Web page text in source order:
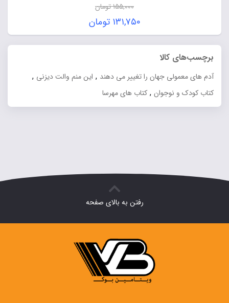
۱۵۵,۰۰۰تومان
قیمت
اصلی:
۱۵۵,۰۰۰ تومان
۱۳۱,۷۵۰ تومان
قیمت
فعلی:
برچسب‌های کالا
آدم های معمولی جهان را تغییر می دهند , این منم والت دیزنی ,
کتاب کودک و نوجوان , کتاب های مهرسا
رفتن به بالای صفحه